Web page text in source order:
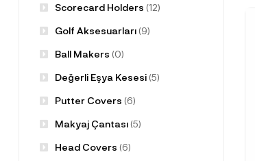
Scorecard Holders (12)
Golf Aksesuarları(9)
Ball Makers (0)
Değerli Eşya Kesesi(5)
Putter Covers (6)
Makyaj Çantası(5)
Head Covers (6)